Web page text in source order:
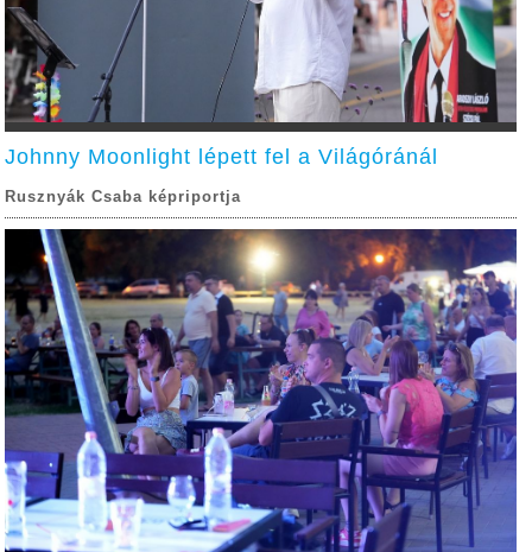
Johnny Moonlight lépett fel a Világóránál
Rusznyák Csaba képriportja